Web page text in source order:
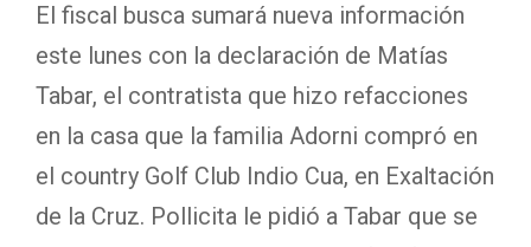
El fiscal busca sumará nueva información
este lunes con la declaración de Matías
Tabar, el contratista que hizo refacciones
en la casa que la familia Adorni compró en
el country Golf Club Indio Cua, en Exaltación
de la Cruz. Pollicita le pidió a Tabar que se